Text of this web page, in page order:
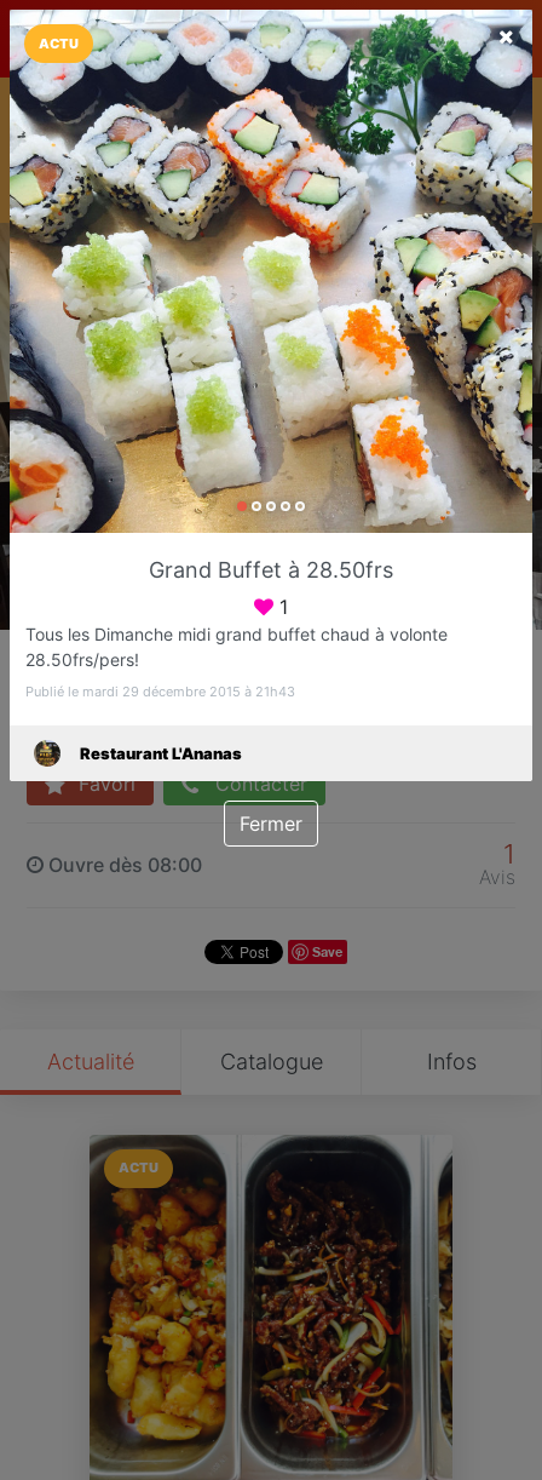
LaCarte LaCarte sur
Play Store
Installez l'App LaCarte
Téléchargez gratuitement l'app LaCarte pour suivre vos
commerces favoris et ne rien rater !
Télécharger Plus tard
Restaurant L'Ananas
Restaurant asiatique
Favori Contacter
Ouvre dès 08:00 1
Avis
Save
Actualité Catalogue Infos
ACTU
ACTU
Grand Buffet à 28.50frs
1
Tous les Dimanche midi grand buffet chaud à volonte
28.50frs/pers!
Publié le mardi 29 décembre 2015 à 21h43
Restaurant L'Ananas
Fermer